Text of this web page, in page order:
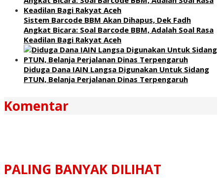
Sistem Barcode BBM Akan Dihapus, Dek Fadh
Angkat Bicara: Soal Barcode BBM, Adalah Soal Rasa
Keadilan Bagi Rakyat Aceh
Diduga Dana IAIN Langsa Digunakan Untuk Sidang
PTUN, Belanja Perjalanan Dinas Terpengaruh
Komentar
PALING BANYAK DILIHAT